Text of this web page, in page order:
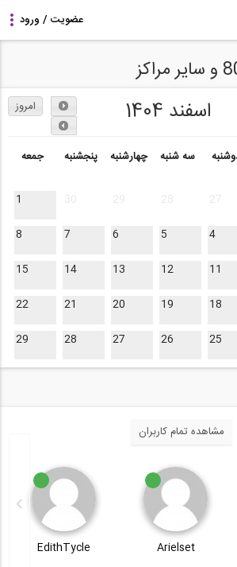
امروز اسفند 1404
جمعه پنجشنبه چهارشنبه سه شنبه
1
8
7 6 5 4
15
14 13 12 11
22
21 20 19 18
29
28 27 26 25
مشاهده تمام کاربران
Arielset
EdithTycle